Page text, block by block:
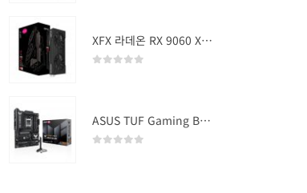
XFX 라데온 RX 9060 XT SWIFT DUAL OC D6 16GB
ASUS TUF Gaming B850-PLUS WIFI